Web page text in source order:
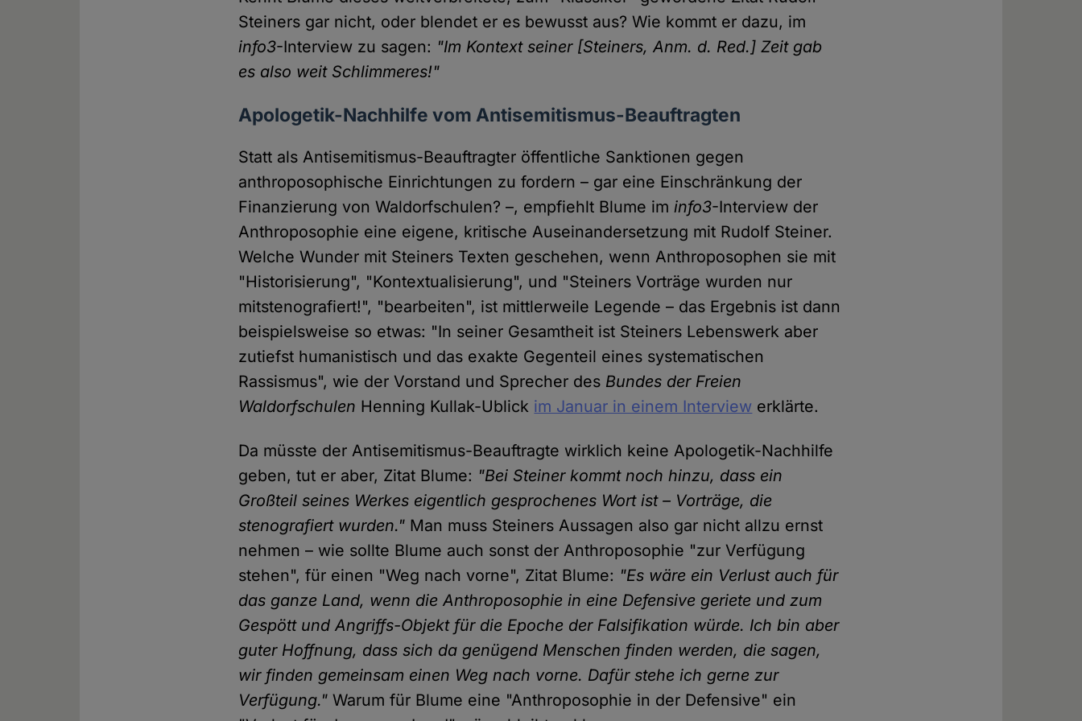
Steiners gar nicht, oder blendet er es bewusst aus? Wie kommt er dazu, im
info3-Interview zu sagen: "Im Kontext seiner [Steiners, Anm. d. Red.] Zeit gab
es also weit Schlimmeres!"
Apologetik-Nachhilfe vom Antisemitismus-Beauftragten
Statt als Antisemitismus-Beauftragter öffentliche Sanktionen gegen
anthroposophische Einrichtungen zu fordern – gar eine Einschränkung der
Finanzierung von Waldorfschulen? –, empfiehlt Blume iminfo3-Interview der
Anthroposophie eine eigene, kritische Auseinandersetzung mit Rudolf Steiner.
Welche Wunder mit Steiners Texten geschehen, wenn Anthroposophen sie mit
"Historisierung", "Kontextualisierung", und "Steiners Vorträge wurden nur
mitstenografiert!", "bearbeiten", ist mittlerweile Legende – das Ergebnis ist dann
beispielsweise so etwas: "In seiner Gesamtheit ist Steiners Lebenswerk aber
zutiefst humanistisch und das exakte Gegenteil eines systematischen
Rassismus", wie der Vorstand und Sprecher des Bundes der Freien
Waldorfschulen Henning Kullak-Ublick im Januar in einem Interview erklärte.
Da müsste der Antisemitismus-Beauftragte wirklich keine Apologetik-Nachhilfe
geben, tut er aber, Zitat Blume: "Bei Steiner kommt noch hinzu, dass ein
Großteil seines Werkes eigentlich gesprochenes Wort ist – Vorträge, die
stenografiert wurden." Man muss Steiners Aussagen also gar nicht allzu ernst
nehmen – wie sollte Blume auch sonst der Anthroposophie "zur Verfügung
stehen", für einen "Weg nach vorne", Zitat Blume: "Es wäre ein Verlust auch für
das ganze Land, wenn die Anthroposophie in eine Defensive geriete und zum
Gespött und Angriffs-Objekt für die Epoche der Falsifikation würde. Ich bin aber
guter Hoffnung, dass sich da genügend Menschen finden werden, die sagen,
wir finden gemeinsam einen Weg nach vorne. Dafür stehe ich gerne zur
Verfügung." Warum für Blume eine "Anthroposophie in der Defensive" ein